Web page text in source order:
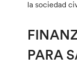
la sociedad
PARA